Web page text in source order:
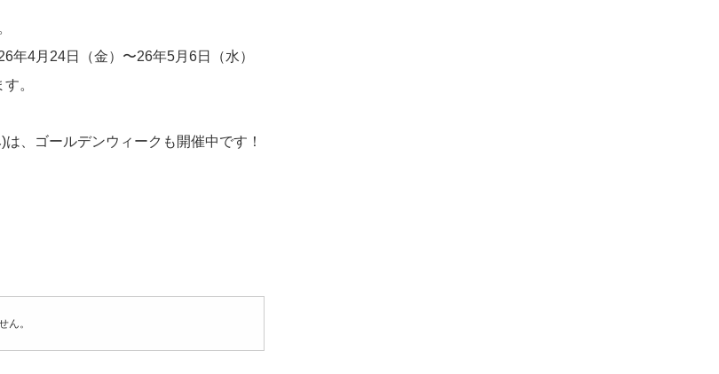
年4月24日（金）〜26年5月6日（水）
。
、ゴールデンウィークも開催中です！
ん。